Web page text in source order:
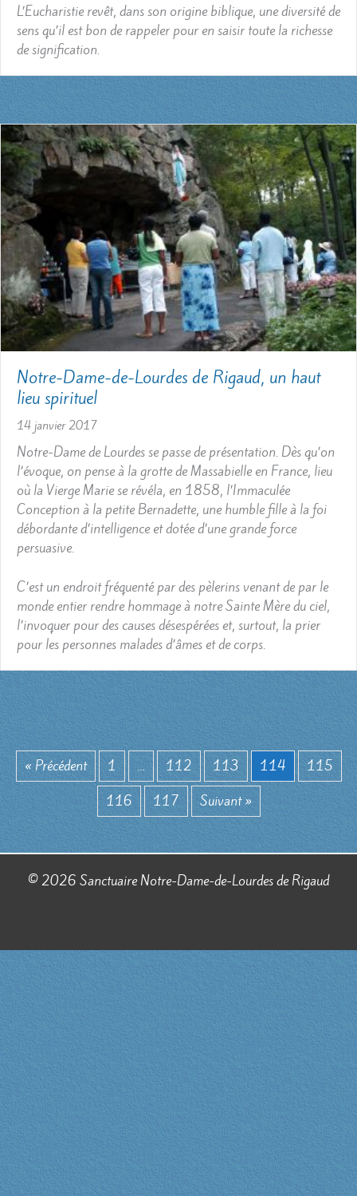
L’Eucharistie revêt, dans son origine biblique, une diversité de
sens qu’il est bon de rappeler pour en saisir toute la richesse
de signification.
Notre-Dame-de-Lourdes de Rigaud, un haut
lieu spirituel
14 janvier 2017
Notre-Dame de Lourdes se passe de présentation. Dès qu’on
l’évoque, on pense à la grotte de Massabielle en France, lieu
où la Vierge Marie se révéla, en 1858, l’Immaculée
Conception à la petite Bernadette, une humble fille à la foi
débordante d’intelligence et dotée d’une grande force
persuasive.
C’est un endroit fréquenté par des pèlerins venant de par le
monde entier rendre hommage à notre Sainte Mère du ciel,
l’invoquer pour des causes désespérées et, surtout, la prier
pour les personnes malades d’âmes et de corps.
« Précédent 1 … 112 113 114
115
116
117 Suivant »
© 2026 Sanctuaire Notre-Dame-de-Lourdes de Rigaud